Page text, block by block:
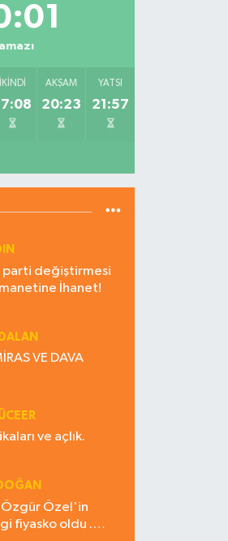
İKINDI AKŞAM
20:23
YATSI
21:57
parti değiştirmesi
İhanet!
VE DAVA
ve açlık.
Özgür Özel'in
fiyasko oldu .